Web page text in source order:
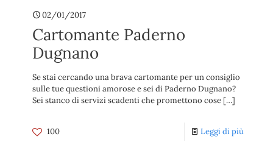
02/01/2017
Cartomante Paderno
Dugnano
Se stai cercando una brava cartomante per un consiglio
sulle tue questioni amorose e sei di Paderno Dugnano?
Sei stanco di servizi scadenti che promettono cose […]
100 Leggi di più